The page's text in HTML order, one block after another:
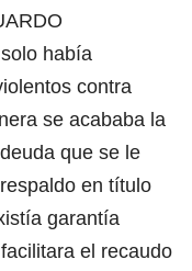
había
contra
se acababa la
que se le
en título
garantía
el recaudo